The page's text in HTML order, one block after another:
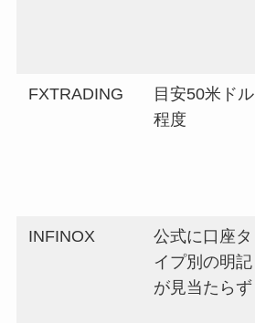
FXTRADING
目安50米ドル
程度
INFINOX
公式に口座タ
イプ別の明記
が見当たらず